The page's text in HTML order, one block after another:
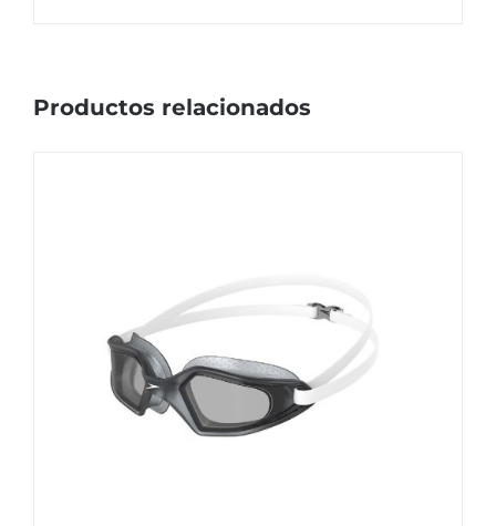
Productos relacionados